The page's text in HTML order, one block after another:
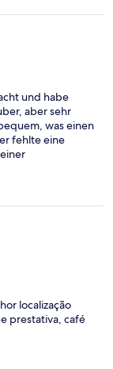
und habe
aber sehr
was einen
fehlte eine
Umgebung sehr
ziemlich
und das
ist die
mit
Viele
Fuß erreichbar,
als
Komfort des
localização
prestativa, café